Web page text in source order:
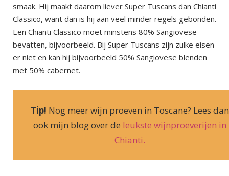
smaak. Hij maakt daarom liever Super Tuscans dan Chianti
Classico, want dan is hij aan veel minder regels gebonden.
Een Chianti Classico moet minstens 80% Sangiovese
bevatten, bijvoorbeeld. Bij Super Tuscans zijn zulke eisen
er niet en kan hij bijvoorbeeld 50% Sangiovese blenden
met 50% cabernet.
Tip! Nog meer wijn proeven in Toscane? Lees dan
ook mijn blog over de leukste wijnproeverijen in
Chianti.